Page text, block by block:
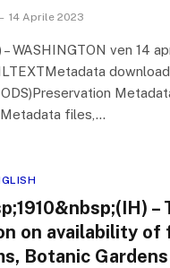
14 Aprile 2023
– WASHINGTON ven 14
files,…
–
on availability of
Botanic